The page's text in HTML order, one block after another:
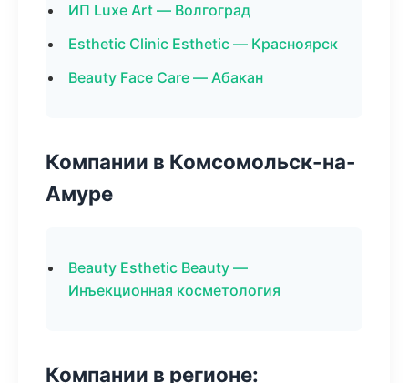
ИП Luxe Art — Волгоград
Esthetic Clinic Esthetic — Красноярск
Beauty Face Care — Абакан
Компании в Комсомольск-на-
Амуре
Beauty Esthetic Beauty —
Инъекционная косметология
Компании в регионе: